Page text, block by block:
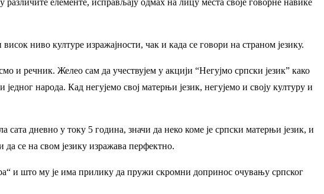
ниво културе изражајности, чак и када се говори на страном језику.
и речник. Желео сам да учествујем у акцији “Негујмо српски језик” како
народа. Кад негујемо свој матерњи језик, негујемо и своју културу и
сата дневно у току 5 година, значи да неко коме је српски матерњи језик, и
се на свом језику изражава перфектно.
и што му је има прилику да пружи скромни допринос очувању српског